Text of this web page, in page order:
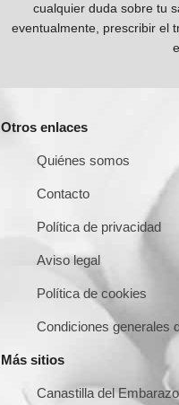
cualquier duda sobre tu
eventualmente, prescribir el
Otros enlaces
Quiénes somos
Contacto
Política de privacidad
Aviso legal
Política de cookies
Condiciones generales
Más sitios
Canastilla del Embarazo